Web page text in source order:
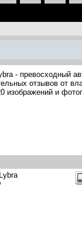
- превосходный
отзывов от
изображений и